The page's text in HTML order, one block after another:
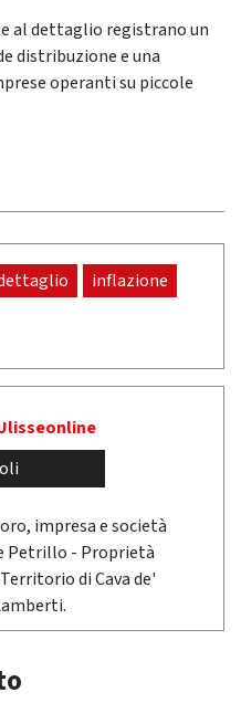
al dettaglio registrano un
distribuzione e una
operanti su piccole
inflazione
impresa e società
Petrillo - Proprietà
di Cava de'